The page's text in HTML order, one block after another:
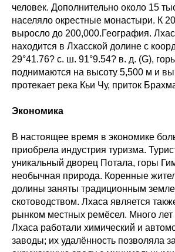
человек. Дополнительно около 15
населяло окрестные монастыри. К
выросло до 200,000.География.
находится в Лхасской долине с
29°41.76? с. ш. 91°9.54? в. д. (G),
поднимаются на высоту 5,500 м и
протекает река Кьи Чу, приток
Экономика
В настоящее время в экономике
приобрела индустрия туризма.
уникальный дворец Потала, горы
необычная природа. Коренные
долины заняты традиционным
скотоводством. Лхаса является
рынком местных ремёсел. Много лет
Лхаса работали химический и
заводы; их удалённость позволяла